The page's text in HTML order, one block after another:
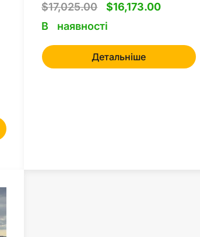
$17,025.00 $16,173.00
В наявності
Детальніше